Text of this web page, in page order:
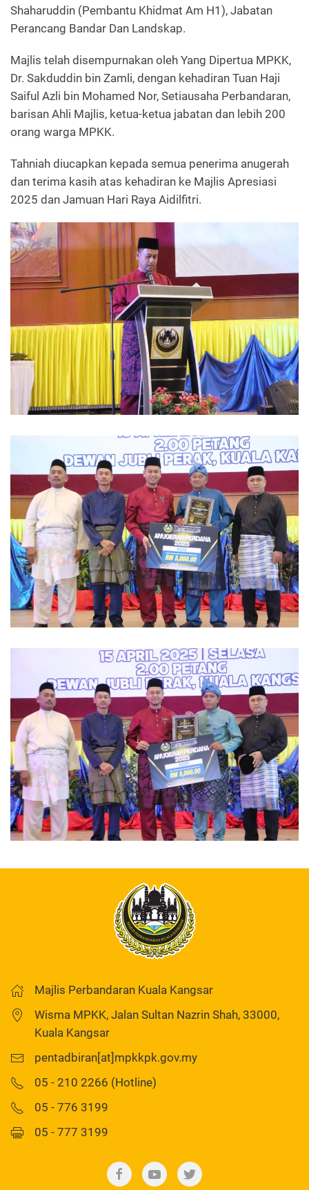
Shaharuddin (Pembantu Khidmat Am H1), Jabatan
Perancang Bandar Dan Landskap.
Majlis telah disempurnakan oleh Yang Dipertua MPKK,
Dr. Sakduddin bin Zamli, dengan kehadiran Tuan Haji
Saiful Azli bin Mohamed Nor, Setiausaha Perbandaran,
barisan Ahli Majlis, ketua-ketua jabatan dan lebih 200
orang warga MPKK.
Tahniah diucapkan kepada semua penerima anugerah
dan terima kasih atas kehadiran ke Majlis Apresiasi
2025 dan Jamuan Hari Raya Aidilfitri.
Read more
Read more
Read more
Majlis Perbandaran Kuala Kangsar
Wisma MPKK, Jalan Sultan Nazrin Shah, 33000,
Kuala Kangsar
pentadbiran[at]mpkkpk.gov.my
05 - 210 2266 (Hotline)
05 - 776 3199
05 - 777 3199